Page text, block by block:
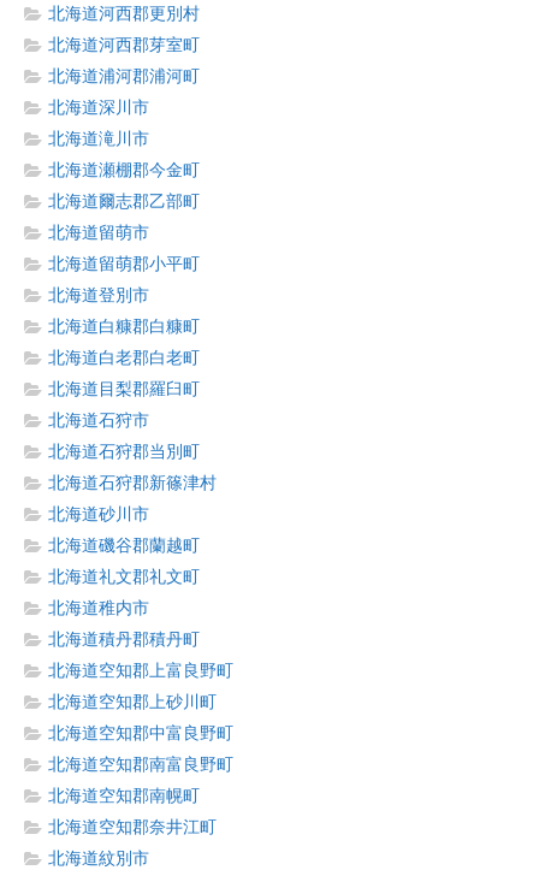
北海道河西郡更別村
北海道河西郡芽室町
北海道浦河郡浦河町
北海道深川市
北海道滝川市
北海道瀬棚郡今金町
北海道爾志郡乙部町
北海道留萌市
北海道留萌郡小平町
北海道登別市
北海道白糠郡白糠町
北海道白老郡白老町
北海道目梨郡羅臼町
北海道石狩市
北海道石狩郡当別町
北海道石狩郡新篠津村
北海道砂川市
北海道磯谷郡蘭越町
北海道礼文郡礼文町
北海道稚内市
北海道積丹郡積丹町
北海道空知郡上富良野町
北海道空知郡上砂川町
北海道空知郡中富良野町
北海道空知郡南富良野町
北海道空知郡南幌町
北海道空知郡奈井江町
北海道紋別市